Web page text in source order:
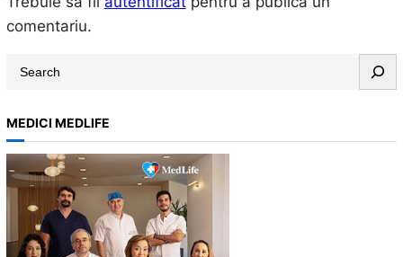
comentariu.
a
r
c
h
MEDICI MEDLIFE